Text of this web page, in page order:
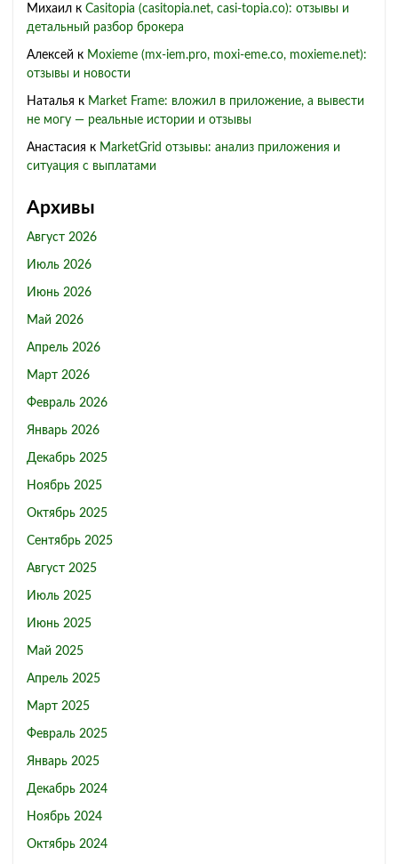
Михаил к Casitopia (casitopia.net, casi-topia.co): отзывы и
детальный разбор брокера
Алексей к Moxieme (mx-iem.pro, moxi-eme.co, moxieme.net):
отзывы и новости
Наталья к Market Frame: вложил в приложение, а вывести
не могу — реальные истории и отзывы
Анастасия к MarketGrid отзывы: анализ приложения и
ситуация с выплатами
Архивы
Август 2026
Июль 2026
Июнь 2026
Май 2026
Апрель 2026
Март 2026
Февраль 2026
Январь 2026
Декабрь 2025
Ноябрь 2025
Октябрь 2025
Сентябрь 2025
Август 2025
Июль 2025
Июнь 2025
Май 2025
Апрель 2025
Март 2025
Февраль 2025
Январь 2025
Декабрь 2024
Ноябрь 2024
Октябрь 2024